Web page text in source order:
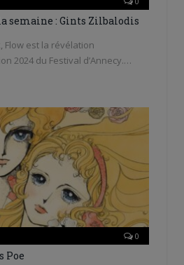
semaine : Gints Zilbalodis
Flow est la révélation
2024 du Festival d’Annecy.…
0
Poe